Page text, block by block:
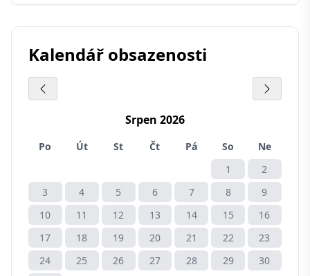
Kalendář obsazenosti
Srpen 2026
Po Út St Čt Pá So
Ne
1
2
3
4 5 6 7 8
9
10
11 12 13 14 15
16
17
18 19 20 21 22
23
24
25 26 27 28 29
30